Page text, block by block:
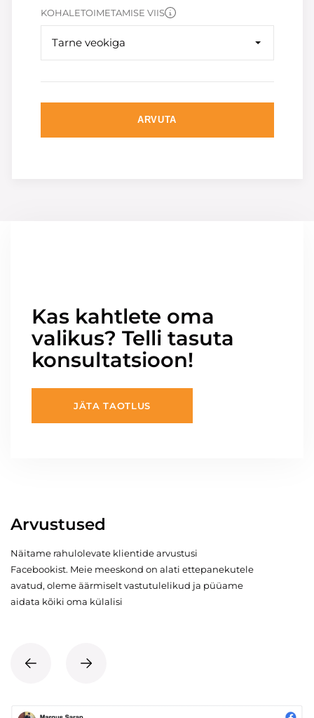
KOHALETOIMETAMISE VIIS
Tarne veokiga
ARVUTA
Kas kahtlete oma
valikus? Telli tasuta
konsultatsioon!
JÄTA TAOTLUS
Arvustused
Näitame rahulolevate klientide arvustusi
Facebookist. Meie meeskond on alati ettepanekutele
avatud, oleme äärmiselt vastutulelikud ja püüame
aidata kõiki oma külalisi